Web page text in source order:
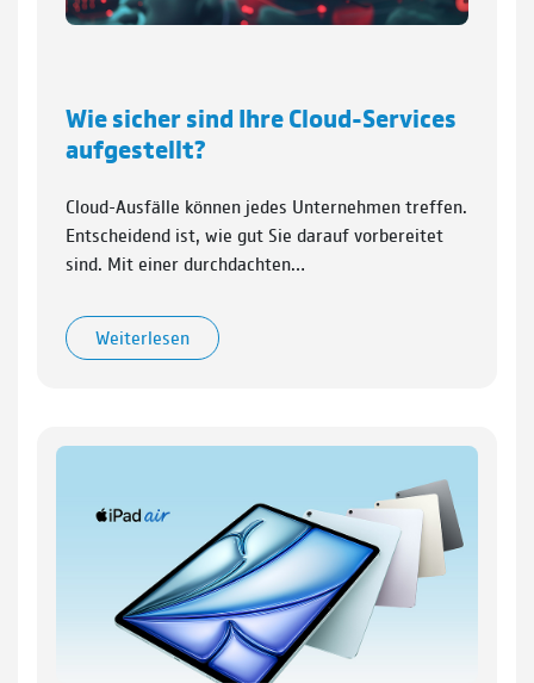
Wie sicher sind Ihre Cloud-Services
aufgestellt?
Cloud-Ausfälle können jedes Unternehmen treffen.
Entscheidend ist, wie gut Sie darauf vorbereitet
sind. Mit einer durchdachten…
Weiterlesen